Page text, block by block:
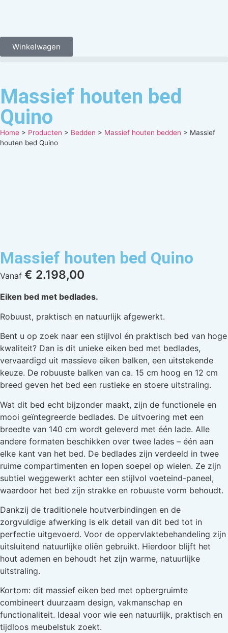
Winkelwagen
Massief houten bed
Quino
Home > Producten > Bedden > Massief houten bedden > Massief
houten bed Quino
Massief houten bed Quino
Vanaf € 2.198,00
Eiken bed met bedlades.
Robuust, praktisch en natuurlijk afgewerkt.
Bent u op zoek naar een stijlvol én praktisch bed van hoge
kwaliteit? Dan is dit unieke eiken bed met bedlades,
vervaardigd uit massieve eiken balken, een uitstekende
keuze. De robuuste balken van ca. 15 cm hoog en 12 cm
breed geven het bed een rustieke en stoere uitstraling.
Wat dit bed echt bijzonder maakt, zijn de functionele en
mooi geïntegreerde bedlades. De uitvoering met een
breedte van 140 cm wordt geleverd met één lade. Alle
andere formaten beschikken over twee lades – één aan
elke kant van het bed. De bedlades zijn verdeeld in twee
ruime compartimenten en lopen soepel op wielen. Ze zijn
subtiel weggewerkt achter een stijlvol voeteind-paneel,
waardoor het bed zijn strakke en robuuste vorm behoudt.
Dankzij de traditionele houtverbindingen en de
zorgvuldige afwerking is elk detail van dit bed tot in
perfectie uitgevoerd. Voor de oppervlaktebehandeling zijn
uitsluitend natuurlijke oliën gebruikt. Hierdoor blijft het
hout ademen en behoudt het zijn warme, natuurlijke
uitstraling.
Kortom: dit massief eiken bed met opbergruimte
combineert duurzaam design, vakmanschap en
functionaliteit. Ideaal voor wie een natuurlijk, praktisch en
tijdloos meubelstuk zoekt.